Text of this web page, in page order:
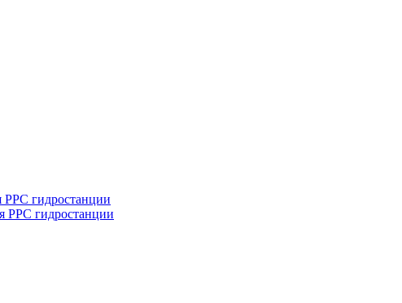
гидростанции
РРС гидростанции